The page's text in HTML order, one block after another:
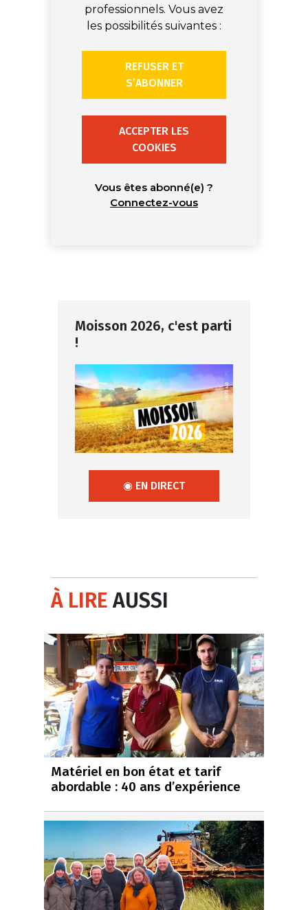
professionnels. Vous avez
les possibilités suivantes :
REFUSER ET
S’ABONNER
ACCEPTER LES
COOKIES
Vous êtes abonné(e) ?
Connectez-vous
Moisson 2026, c'est parti
!
◉ EN DIRECT
À LIREAUSSI
Matériel en bon état et tarif
abordable : 40 ans d’expérience